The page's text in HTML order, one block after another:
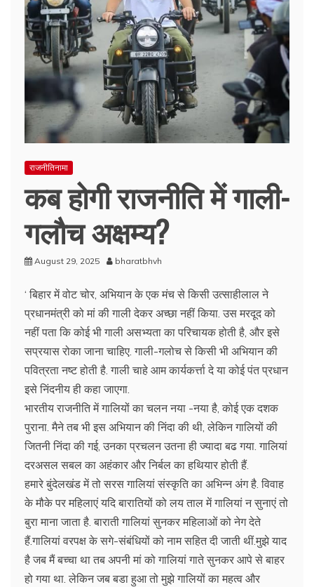
राजनीतिनामा
कब होगी राजनीति में गाली-
गलौच अक्षम्य?
August 29, 2025 bharatbhvh
‘ बिहार में वोट चोर, अभियान के एक मंच से किसी उत्साहीलाल ने
प्रधानमंत्री को मां की गाली देकर अच्छा नहीं किया. उस मरदूद को
नहीं पता कि कोई भी गाली असभ्यता का परिचायक होती है, और इसे
सप्रयास रोका जाना चाहिए. गाली-गलोच से किसी भी अभियान की
पवित्रता नष्ट होती है. गाली चाहे आम कार्यकर्त्ता दे या कोई पंत प्रधान
इसे निंदनीय ही कहा जाएगा.
भारतीय राजनीति में गालियों का चलन नया -नया है, कोई एक दशक
पुराना. मैने तब भी इस अभियान की निंदा की थी, लेकिन गालियों की
जितनी निंदा की गई, उनका प्रचलन उतना ही ज्यादा बढ गया. गालियां
दरअसल सबल का अहंकार और निर्बल का हथियार होती हैं.
हमारे बुंदेलखंड में तो सरस गालियां संस्कृति का अभिन्न अंग है. विवाह
के मौके पर महिलाएं यदि बारातियों को लय ताल में गालियां न सुनाएं तो
बुरा माना जाता है. बाराती गालियां सुनकर महिलाओं को नेग देते
हैं.गालियां वरपक्ष के सगे-संबंधियों को नाम सहित दी जाती थीं.मुझे याद
है जब मैं बच्चा था तब अपनी मां को गालियां गाते सुनकर आपे से बाहर
हो गया था. लेकिन जब बडा हुआ तो मुझे गालियों का महत्व और